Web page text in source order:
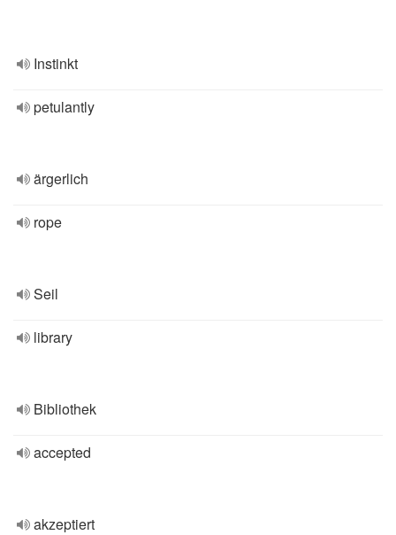
Instinkt
petulantly
ärgerlich
rope
Seil
library
Bibliothek
accepted
akzeptiert